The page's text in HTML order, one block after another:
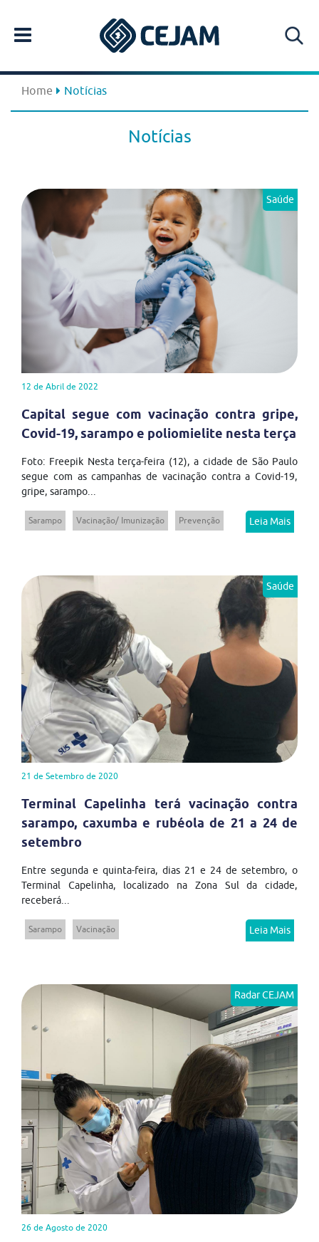
Home Notícias
Notícias
Saúde
12 de Abril de 2022
Capital segue com vacinação contra gripe,
Covid-19, sarampo e poliomielite nesta terça
Foto: Freepik Nesta terça-feira (12), a cidade de São Paulo
segue com as campanhas de vacinação contra a Covid-19,
gripe, sarampo...
Sarampo Vacinação/ Imunização Prevenção Leia Mais
Saúde
21 de Setembro de 2020
Terminal Capelinha terá vacinação contra
sarampo, caxumba e rubéola de 21 a 24 de
setembro
Entre segunda e quinta-feira, dias 21 e 24 de setembro, o
Terminal Capelinha, localizado na Zona Sul da cidade,
receberá...
Sarampo Vacinação Leia Mais
Radar CEJAM
26 de Agosto de 2020